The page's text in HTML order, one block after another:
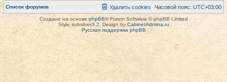
Список форумов Часовой пояс: UTC+03:00
Удалить cookies
Создано на основе phpBB® Forum Software © phpBB Limited
Style subsilver3.2. Design by CabinetAdmina.ru
Русская поддержка phpBB